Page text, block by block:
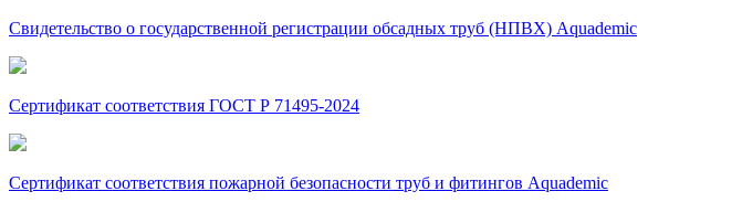
Свидетельство о государственной регистрации обсадных труб (НПВХ) Aquademic
Сертификат соответствия ГОСТ Р 71495-2024
Сертификат соответствия пожарной безопасности труб и фитингов Aquademic